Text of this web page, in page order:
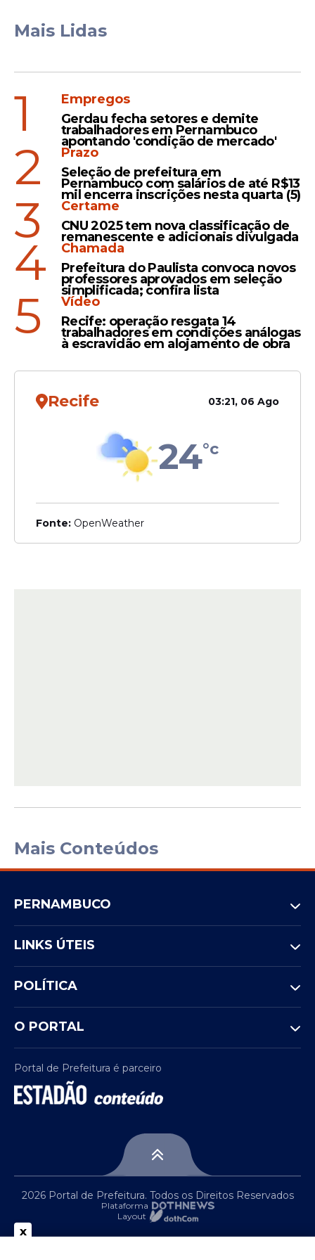
Mais Lidas
1
Empregos
Gerdau fecha setores e demite
trabalhadores em Pernambuco
apontando 'condição de mercado'
2
Prazo
Seleção de prefeitura em
Pernambuco com salários de até R$13
mil encerra inscrições nesta quarta (5)
3
Certame
CNU 2025 tem nova classificação de
remanescente e adicionais divulgada
4
Chamada
Prefeitura do Paulista convoca novos
professores aprovados em seleção
simplificada; confira lista
5
Vídeo
Recife: operação resgata 14
trabalhadores em condições análogas
à escravidão em alojamento de obra
Recife 03:21, 06 Ago
24°c
Fonte: OpenWeather
Mais Conteúdos
PERNAMBUCO
LINKS ÚTEIS
POLÍTICA
O PORTAL
Portal de Prefeitura é parceiro
2026 Portal de Prefeitura. Todos os Direitos Reservados
Plataforma
Layout
x